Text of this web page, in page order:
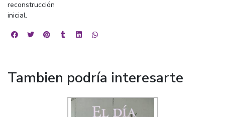
reconstrucción
inicial.
Tambien podría interesarte